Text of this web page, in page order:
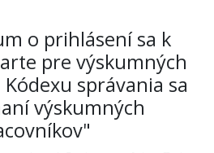
o prihlásení sa k
pre výskumných
správania sa
výskumných